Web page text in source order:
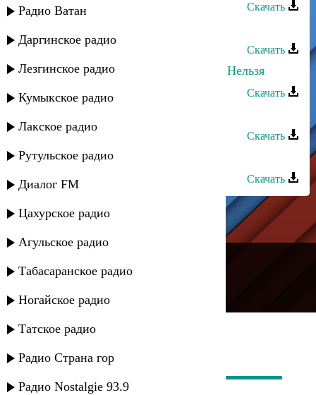
Радио Ватан
Даргинское радио
Лезгинское радио
Кумыкское радио
Лакское радио
Рутульское радио
Диалог FM
Цахурское радио
Агульское радио
Табасаранское радио
Ногайское радио
Татское радио
Радио Страна гор
Радио Nostalgie 93.9
Скачать
Скачать
Магамет Дзыбов - Изменить Меня Нельзя
Скачать
Скачать
Руслан Дзыбов - Ти Адыгагъ
Скачать
---
Русское радио